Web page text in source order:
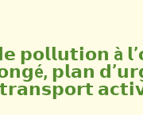
𝗽𝗼𝗹𝗹𝘂𝘁𝗶𝗼𝗻 à
𝗽𝗹𝗮𝗻
𝘁𝗿𝗮𝗻𝘀𝗽𝗼𝗿𝘁